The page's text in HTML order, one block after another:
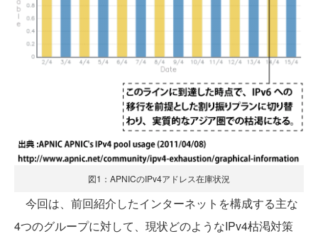
図1：APNICのIPv4アドレス在庫状況
今回は、前回紹介したインターネットを構成する主な
4つのグループに対して、現状どのようなIPv4枯渇対策